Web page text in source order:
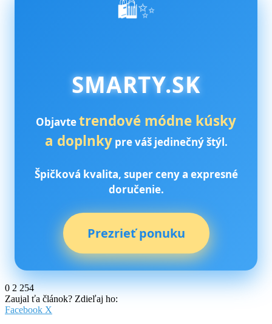
🛍️✨
SMARTY.SK
Objavtetrendové módne kúsky
a doplnkypre váš jedinečný štýl.
Špičková kvalita, super ceny a expresné
doručenie.
Prezrieť ponuku
0 2 254
Zaujal ťa článok? Zdieľaj ho:
Facebook X